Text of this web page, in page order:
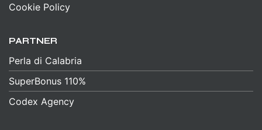
Cookie Policy
PARTNER
Perla di Calabria
SuperBonus 110%
Codex Agency